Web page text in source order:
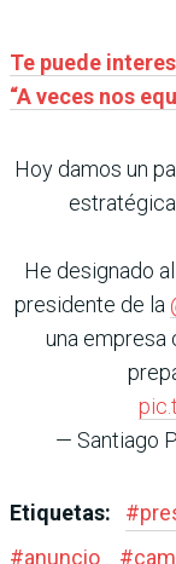
Te puede
“A veces nos
Hoy damos un
He designado
presidente de la
una empresa
— Santiago
Etiquetas: #
#anuncio #